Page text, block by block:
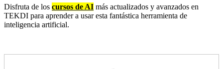
Disfruta de los cursos de AI más actualizados y avanzados en
TEKDI para aprender a usar esta fantástica herramienta de
inteligencia artificial.